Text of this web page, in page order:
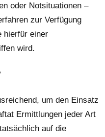
oder Notsituationen –
zur Verfügung
hierfür einer
wird.
um den Einsatz
Ermittlungen jeder Art
auf die